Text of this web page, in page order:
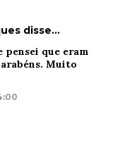
disse…
que eram
Muito